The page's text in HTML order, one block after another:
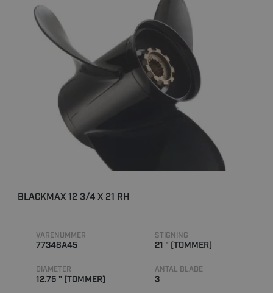
BLACKMAX 12 3/4 X 21 RH
VARENUMMER
77348A45
STIGNING
21 " (TOMMER)
DIAMETER
12.75 " (TOMMER)
ANTAL BLADE
3